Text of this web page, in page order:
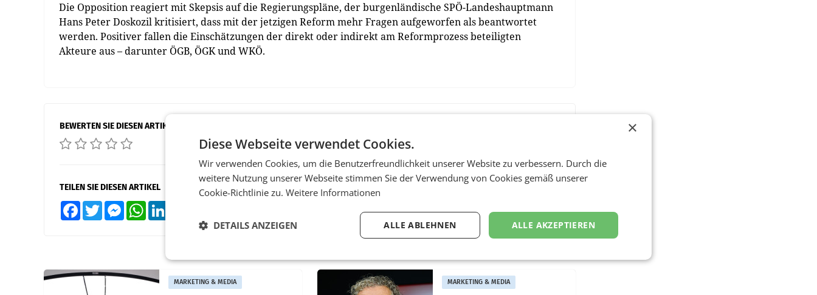
Die Opposition reagiert mit Skepsis auf die Regierungspläne, der burgenländische SPÖ-Landeshauptmann
Hans Peter Doskozil kritisiert, dass mit der jetzigen Reform mehr Fragen aufgeworfen als beantwortet
werden. Positiver fallen die Einschätzungen der direkt oder indirekt am Reformprozess beteiligten
Akteure aus – darunter ÖGB, ÖGK und WKÖ.
BEWERTEN SIE DIESEN ARTIKEL
TEILEN SIE DIESEN ARTIKEL
FacebookTwitter MessengerWhatsApp
MARKETING & MEDIA MARKETING & MEDIA
×
Diese Webseite verwendet Cookies.
Wir verwenden Cookies, um die Benutzerfreundlichkeit unserer Website zu verbessern. Durch die
weitere Nutzung unserer Webseite stimmen Sie der Verwendung von Cookies gemäß unserer
Cookie-Richtlinie zu. Weitere Informationen
ALLE AKZEPTIEREN
ALLE ABLEHNEN
DETAILS ANZEIGEN